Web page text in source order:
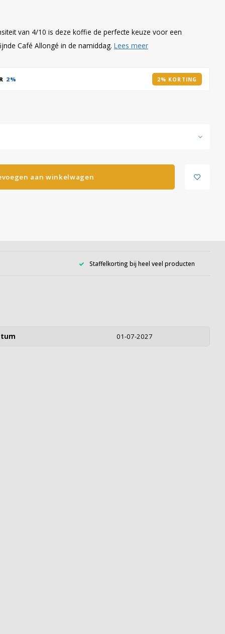
van 4/10 is deze koffie de perfecte keuze voor een
Café Allongé in de namiddag. Lees meer
2% 2% KORTING
aan winkelwagen
Staffelkorting bij heel veel producten
01-07-2027